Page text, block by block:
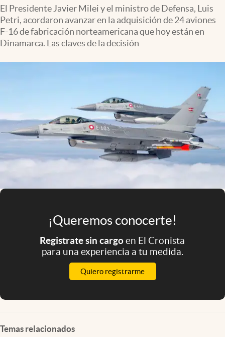
Apertura
Eventos Corporativos
El Presidente Javier Milei y el ministro de Defensa, Luis
Petri, acordaron avanzar en la adquisición de 24 aviones
F-16 de fabricación norteamericana que hoy están en
Dinamarca. Las claves de la decisión
¡Queremos conocerte!
Registrate sin cargoen El Cronista
para una experiencia a tu medida.
Quiero registrarme
Temas relacionados